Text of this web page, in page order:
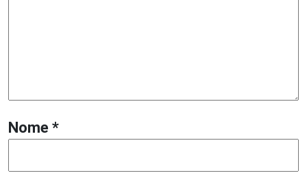
Nome *